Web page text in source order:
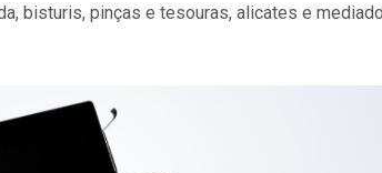
bisturis, pinças e tesouras, alicates e